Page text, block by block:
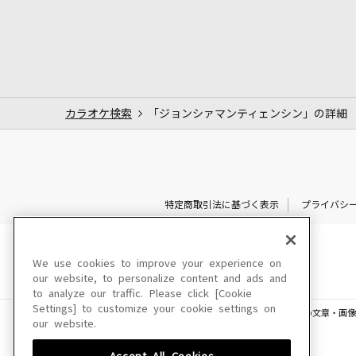
カラオケ検索 「ジョンシァマンティェンシン」の詳細
特定商取引法に基づく表示 プライバシ
このサイトに掲載されている一切の文章・画
We use cookies to improve your experience on
our website, to personalize content and ads and
to analyze our traffic. Please click [Cookie
Settings] to customize your cookie settings on
our website.